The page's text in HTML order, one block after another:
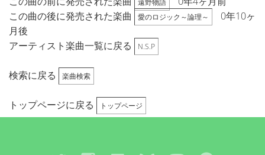
遠野物語
この曲の後に発売された楽曲
愛のロジック～論理～
0年10ヶ
月後
アーティスト楽曲一覧に戻る
N.S.P
検索に戻る 楽曲検索
トップページに戻る トップページ